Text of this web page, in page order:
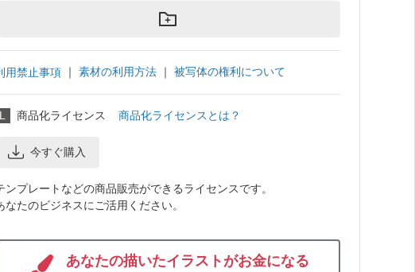
用禁止事項 ｜ 素材の利用方法 ｜ 被写体の権利について
L 商品化ライセンス 商品化ライセンスとは？
今すぐ購入
ンプレートなどの商品販売ができるライセンスです。
なたのビジネスにご活用ください。
あなたの描いたイラストがお金になる